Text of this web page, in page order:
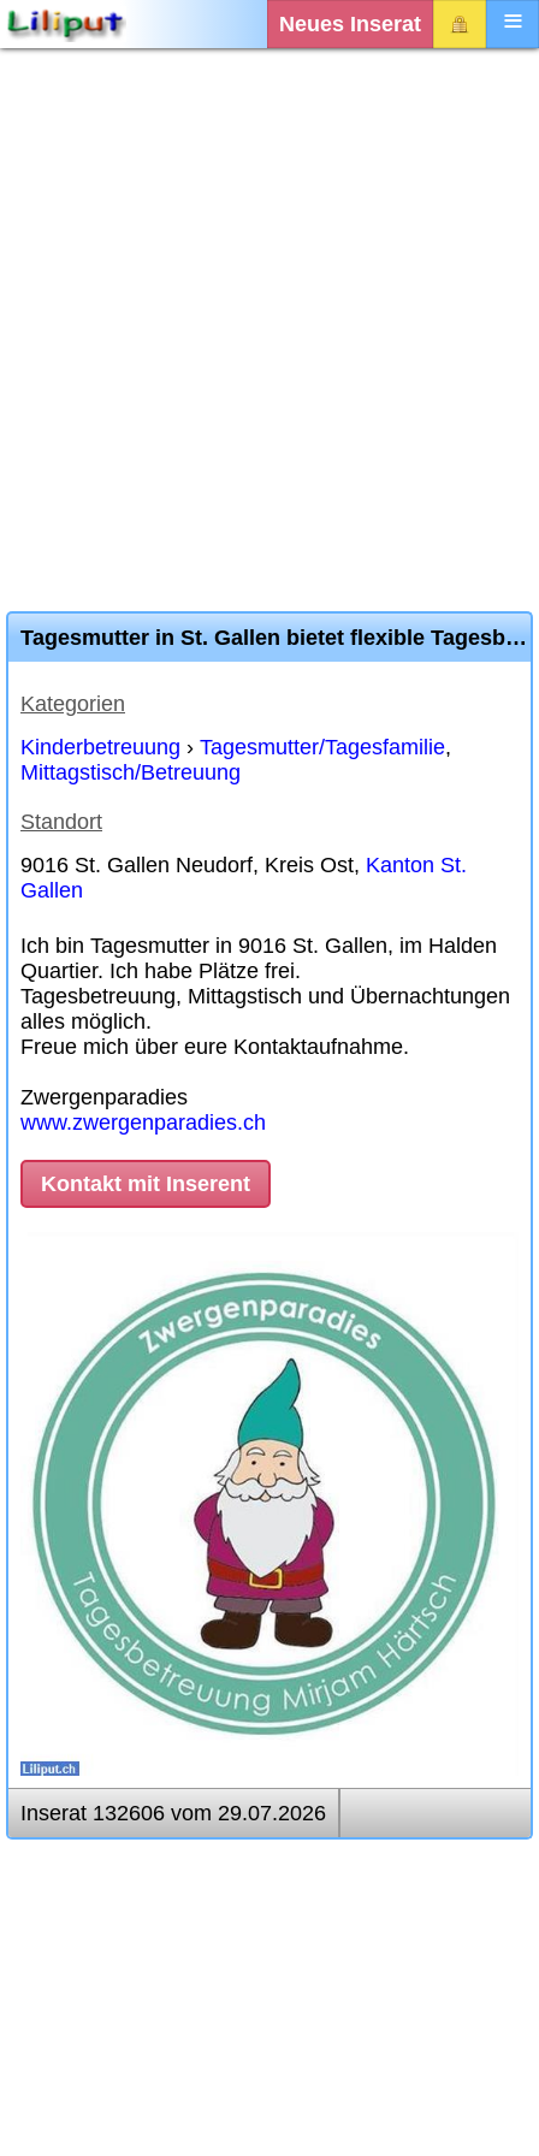
Neues Inserat
Tagesmutter in St. Gallen bietet flexible Tagesbetreuung an
Kategorien
Kinderbetreuung › Tagesmutter/Tagesfamilie,
Mittagstisch/Betreuung
Standort
9016 St. Gallen Neudorf, Kreis Ost, Kanton St.
Gallen
Ich bin Tagesmutter in 9016 St. Gallen, im Halden
Quartier. Ich habe Plätze frei.
Tagesbetreuung, Mittagstisch und Übernachtungen
alles möglich.
Freue mich über eure Kontaktaufnahme.
Zwergenparadies
www.zwergenparadies.ch
Kontakt mit Inserent
Inserat 132606 vom 29.07.2026